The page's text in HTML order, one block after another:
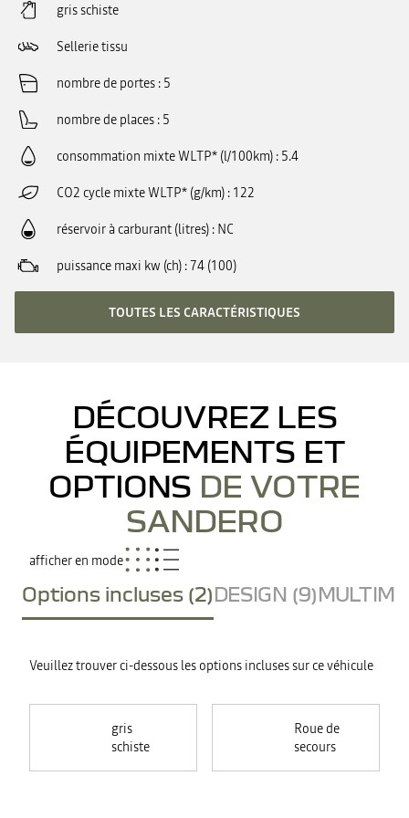
gris schiste
Sellerie tissu
nombre de portes 5
nombre de places 5
consommation mixte WLTP* (l/100km) 5.4
CO2 cycle mixte WLTP* (g/km) 122
réservoir à carburant (litres) NC
puissance maxi kw (ch) 74 (100)
TOUTES LES CARACTÉRISTIQUES
DÉCOUVREZ LES
ÉQUIPEMENTS ET
OPTIONS DE VOTRE
SANDERO
afficher en mode
Options incluses (2)DESIGN (9)
Veuillez trouver ci-dessous les options incluses sur ce véhicule
gris
schiste
Roue de
secours